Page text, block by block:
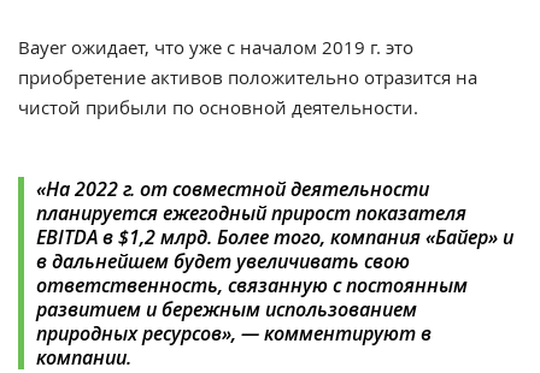
Bayer ожидает, что уже с началом 2019 г. это
приобретение активов положительно отразится на
чистой прибыли по основной деятельности.
«На 2022 г. от совместной деятельности
планируется ежегодный прирост показателя
EBITDA в $1,2 млрд. Более того, компания «Байер» и
в дальнейшем будет увеличивать свою
ответственность, связанную с постоянным
развитием и бережным использованием
природных ресурсов», — комментируют в
компании.